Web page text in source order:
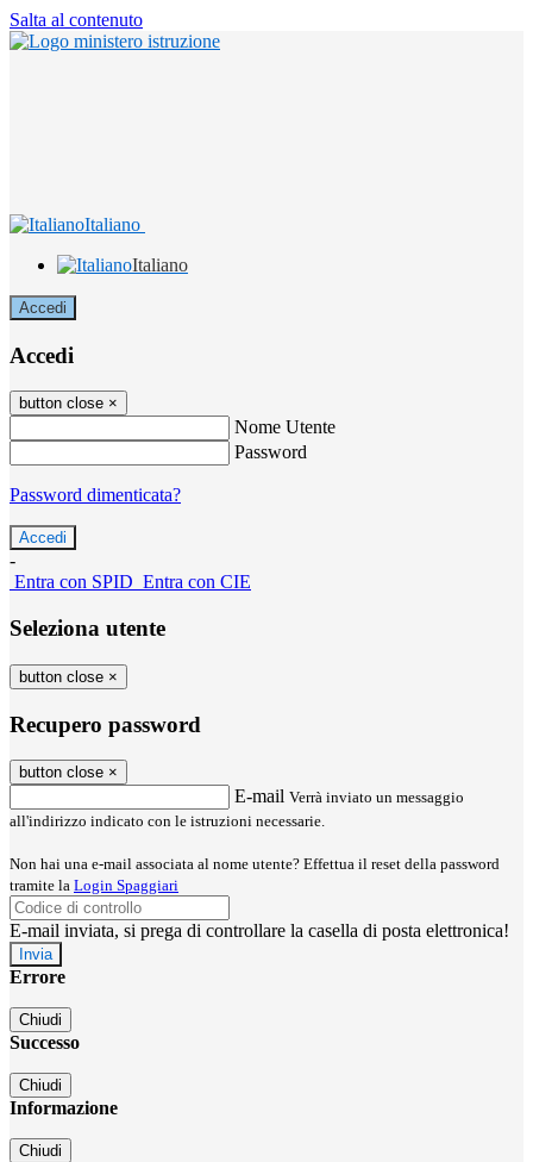
Salta al contenuto
Italiano
Italiano
Accedi
Accedi
button close ×
Nome Utente
Password
Password dimenticata?
-
Entra con SPID Entra con CIE
Seleziona utente
button close ×
Recupero password
button close ×
E-mail Verrà inviato un messaggio
all'indirizzo indicato con le istruzioni necessarie.
Non hai una e-mail associata al nome utente? Effettua il reset della password
tramite la Login Spaggiari
E-mail inviata, si prega di controllare la casella di posta elettronica!
Errore
Chiudi
Successo
Chiudi
Informazione
Chiudi